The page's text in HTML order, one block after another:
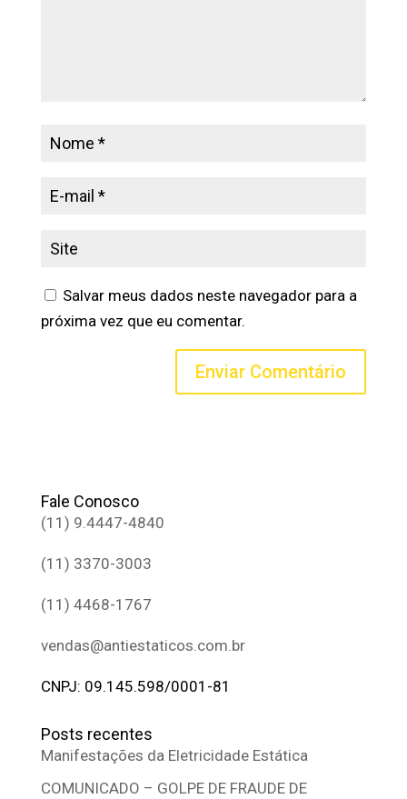
Salvar meus dados neste navegador para a
próxima vez que eu comentar.
Fale Conosco
(11) 9.4447-4840
(11) 3370-3003
(11) 4468-1767
vendas@antiestaticos.com.br
CNPJ: 09.145.598/0001-81
Posts recentes
Manifestações da Eletricidade Estática
COMUNICADO – GOLPE DE FRAUDE DE